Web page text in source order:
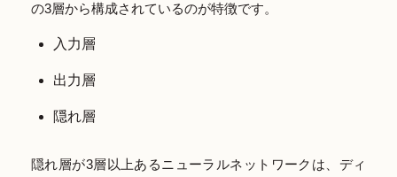
の3層から構成されているのが特徴です。
入力層
出力層
隠れ層
隠れ層が3層以上あるニューラルネットワークは、ディ